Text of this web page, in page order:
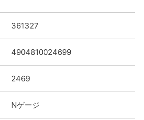
361327
4904810024699
2469
Nゲージ